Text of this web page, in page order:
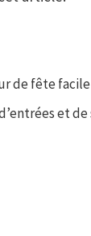
de fête
et